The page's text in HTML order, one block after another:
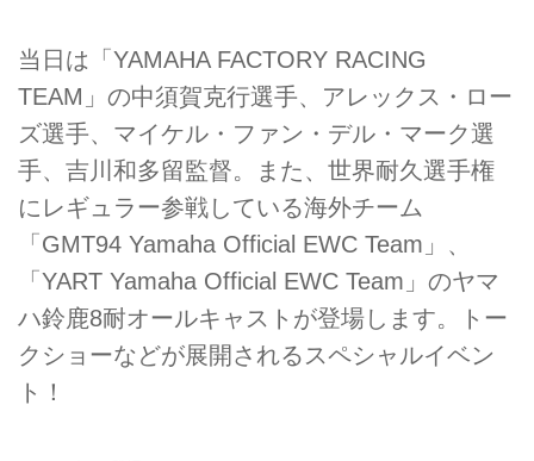
当日は「YAMAHA FACTORY RACING
TEAM」の中須賀克行選手、アレックス・ロー
ズ選手、マイケル・ファン・デル・マーク選
手、吉川和多留監督。また、世界耐久選手権
にレギュラー参戦している海外チーム
「GMT94 Yamaha Official EWC Team」、
「YART Yamaha Official EWC Team」のヤマ
ハ鈴鹿8耐オールキャストが登場します。トー
クショーなどが展開されるスペシャルイベン
ト！